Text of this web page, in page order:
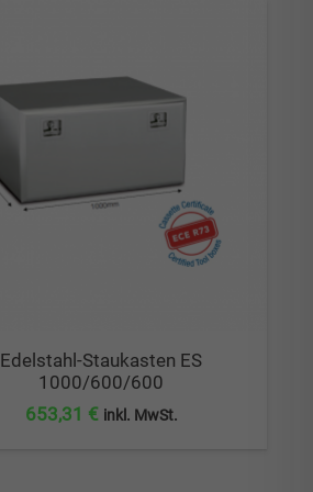
Edelstahl-Staukasten ES
1000/600/600
653,31 € inkl. MwSt.